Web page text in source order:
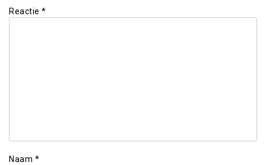
Reactie *
Naam *